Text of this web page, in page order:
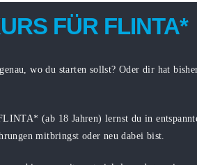
FÜR FLINTA*
wo du starten sollst? Oder dir hat
(ab 18 Jahren) lernst du in
mitbringst oder neu dabei bist.